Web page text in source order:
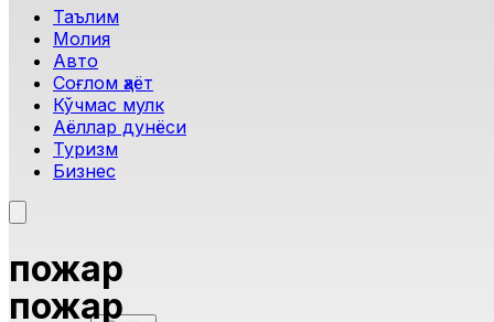
Таълим
Молия
Авто
Соғлом ҳаёт
Кўчмас мулк
Аёллар дунёси
Туризм
Бизнес
пожар
пожар